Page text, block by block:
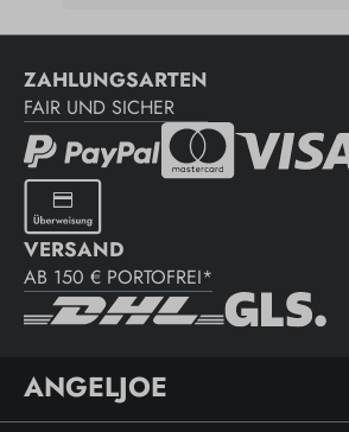
ZAHLUNGSARTEN
FAIR UND SICHER
VERSAND
AB 150 € PORTOFREI*
ANGELJOE